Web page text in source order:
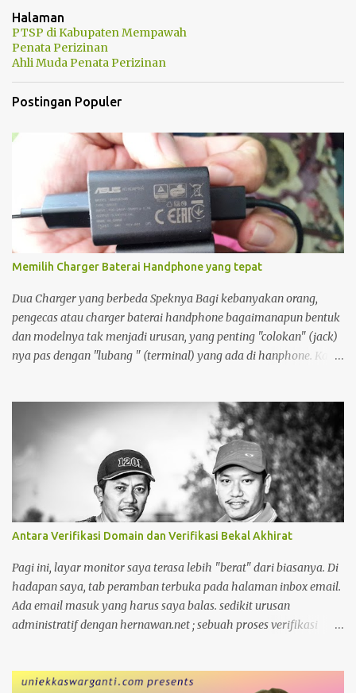
Halaman
PTSP di Kabupaten Mempawah
Penata Perizinan
Ahli Muda Penata Perizinan
Postingan Populer
Memilih Charger Baterai Handphone yang tepat
Dua Charger yang berbeda Speknya Bagi kebanyakan orang,
pengecas atau charger baterai handphone bagaimanapun bentuk
dan modelnya tak menjadi urusan, yang penting "colokan" (jack)
nya pas dengan "lubang " (terminal) yang ada di hanphone. Kalau
dipakai kakak. Apalagi kalau ditengah perjalanan kehabisan
baterai, minjam charger di warung atau toko. nggak tahu
speknya asal maen colok-colokin.
Antara Verifikasi Domain dan Verifikasi Bekal Akhirat
Pagi ini, layar monitor saya terasa lebih "berat" dari biasanya. Di
hadapan saya, tab peramban terbuka pada halaman inbox email.
Ada email masuk yang harus saya balas. sedikit urusan
administratif dengan hernawan.net ; sebuah proses verifikasi
identitas dan rumah bagi pikiran-pikiran yang kita bagikan.